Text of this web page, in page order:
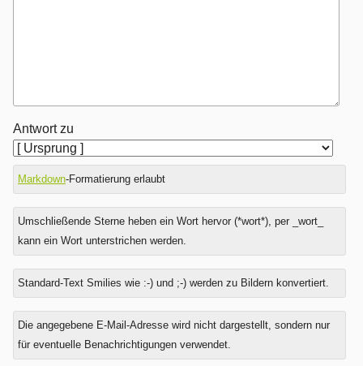
Antwort zu
Markdown-Formatierung erlaubt
Umschließende Sterne heben ein Wort hervor (*wort*), per _wort_
kann ein Wort unterstrichen werden.
Standard-Text Smilies wie :-) und ;-) werden zu Bildern konvertiert.
Was
ist
Drei
Die angegebene E-Mail-Adresse wird nicht dargestellt, sondern nur
für eventuelle Benachrichtigungen verwendet.